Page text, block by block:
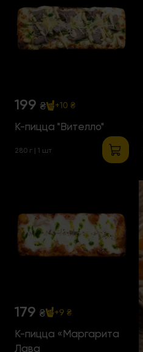
199 ₴ +10 ₴
К-пицца "Вителло"
280 г | 1 шт
179 ₴ +9 ₴
К-пицца «Маргарита
Лава